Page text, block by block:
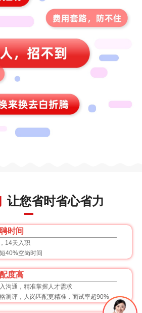
让您省时省心省力
时间
14天入职
40%空岗时间
度高
沟通，精准掌握人才需求
测评，人岗匹配更精准，面试率超90%